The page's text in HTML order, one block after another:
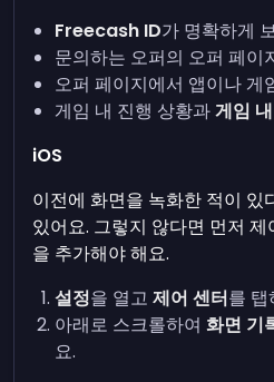
Freecash ID가 명확하게
문의하는 오퍼의 오퍼 페
오퍼 페이지에서 앱이나 게
게임 내 진행 상황과게임
iOS
이전에 화면을 녹화한 적이 있
있어요. 그렇지 않다면 먼저
을 추가해야 해요.
설정을 열고제어 센터를 탭
아래로 스크롤하여화면 기
요.